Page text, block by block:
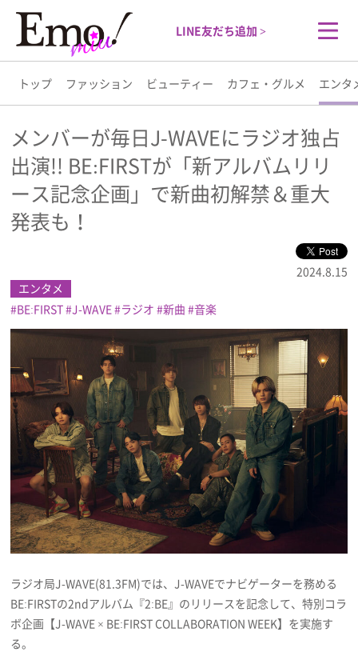
LINE友だち追加 >
トップ ファッション ビューティー カフェ・グルメ エンタ
トップ
ファッション
ビューティー
エンタメ
ライフスタイル
プレゼント
インタビュー
フィルム
Emoメン
ランキング
メンバーが毎日J-WAVEにラジオ独占
出演!! BE:FIRSTが「新アルバムリリ
ース記念企画」で新曲初解禁＆重大
発表も！
2024.8.15
エンタメ
BE:FIRST J-WAVE ラジオ 新曲 音楽
ラジオ局J-WAVE(81.3FM)では、J-WAVEでナビゲーターを務める
BE:FIRSTの2ndアルバム『2:BE』のリリースを記念して、特別コラ
ボ企画【J-WAVE × BE:FIRST COLLABORATION WEEK】を実施す
る。